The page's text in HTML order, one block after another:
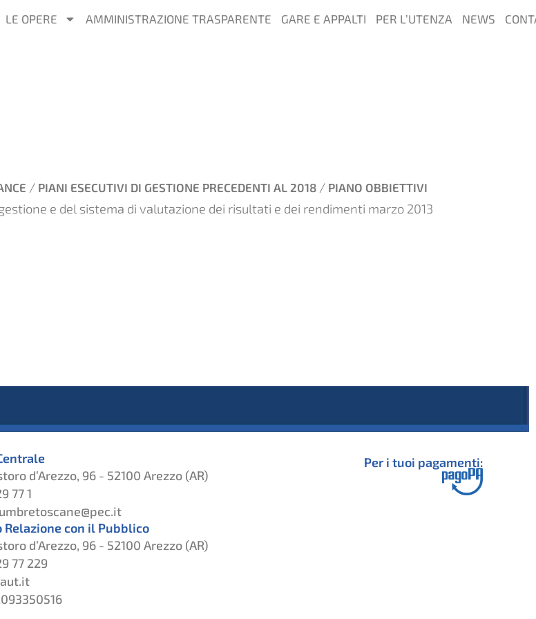
LE OPERE AMMINISTRAZIONE TRASPARENTE GARE E APPALTI PER L’UTENZA NEWS
/ PIANI ESECUTIVI DI GESTIONE PRECEDENTI AL 2018 / PIANO OBBIETTIVI
e del sistema di valutazione dei risultati e dei rendimenti marzo 2013
d’Arezzo, 96 - 52100 Arezzo (AR)
77 1
Relazione con il Pubblico
d’Arezzo, 96 - 52100 Arezzo (AR)
77 229
Per i tuoi pagamenti: